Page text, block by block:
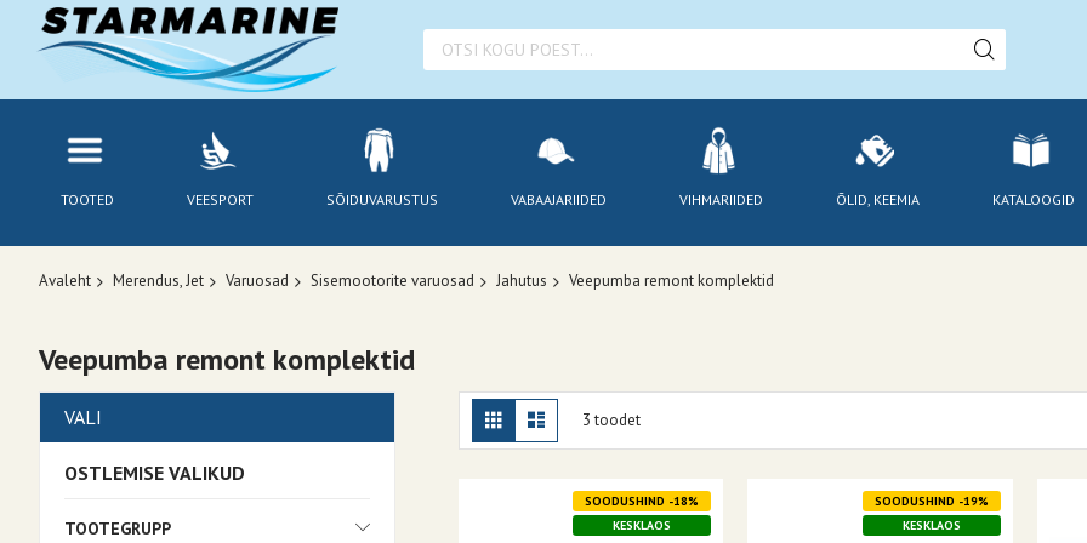
TOOTED VEESPORT SÕIDUVARUSTUS VABAAJARIIDED VIHMARIIDED ÕLID, KEEMIA KATALOOGID
Avaleht Merendus, Jet Varuosad Sisemootorite varuosad Jahutus Veepumba remont komplektid
Veepumba remont komplektid
Kuvamisviis
RuudustikNimekiri
3toodet
SOODUSHIND -18%
KESKLAOS
SOODUSHIND -19%
KESKLAOS
VALI
OSTLEMISE VALIKUD
TOOTEGRUPP